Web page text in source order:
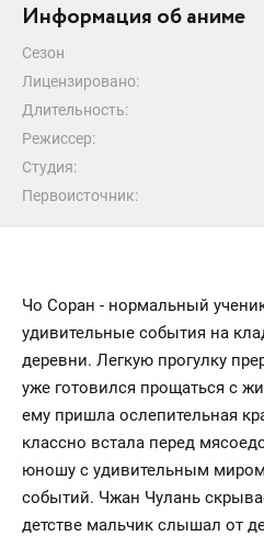
Информация об аниме
Сезон
Лицензировано:
Длительность:
Режиссер:
Студия:
Первоисточник:
Чо Соран - нормальный
удивительные события на
деревни. Легкую прогулку
уже готовился прощаться с
ему пришла ослепительная
классно встала перед
юношу с удивительным миром
событий. Чжан Чулань
детстве мальчик слышал от